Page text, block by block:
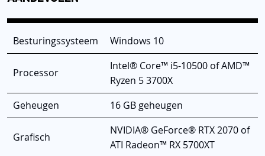
Besturingssysteem Windows 10
Processor
Intel® Core™ i5-10500 of AMD™
Ryzen 5 3700X
Geheugen
16 GB geheugen
Grafisch
NVIDIA® GeForce® RTX 2070 of
ATI Radeon™ RX 5700XT